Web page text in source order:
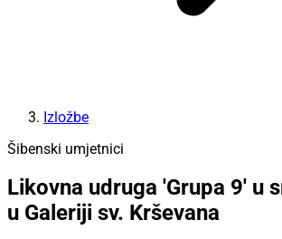
Izložbe
Šibenski umjetnici
Likovna udruga 'Grupa 9' u
u Galeriji sv. Krševana